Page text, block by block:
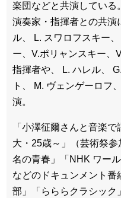
楽団などと共演している
演奏家・指揮者との共演
ル、 L. スワロフスキー
ー、V.ポリャンスキー、
指揮者や、 L. ハレル、
ト、 M. ヴェンゲーロフ
演。
「小澤征爾さんと音楽
大・25歳～」（芸術祭
名の青春」「NHK ワール
などのドキュンメント番
部」「らららクラシック